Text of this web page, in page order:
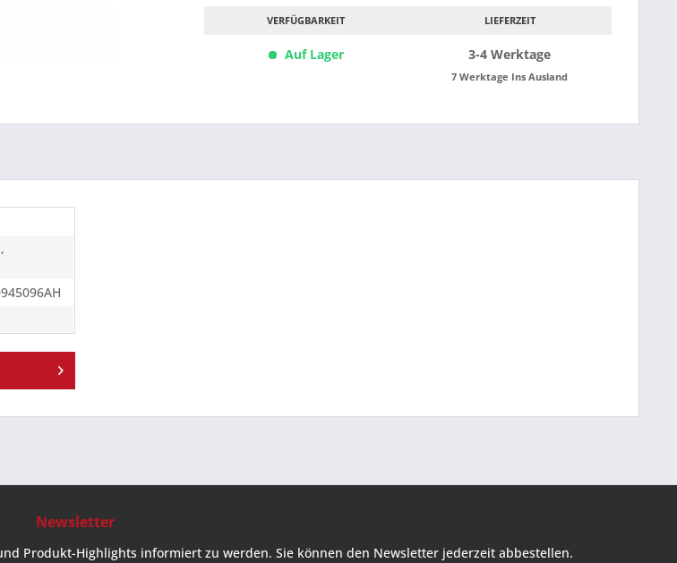
VERFÜGBARKEIT
Auf Lager
LIEFERZEIT
3-4 Werktage
7 Werktage Ins Ausland
Newsletter
Produkt-Highlights informiert zu werden. Sie können den Newsletter jederzeit abbestellen.